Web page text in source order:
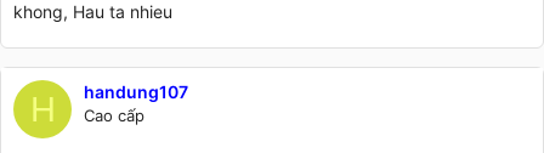
khong, Hau ta nhieu
H handung107
Cao cấp